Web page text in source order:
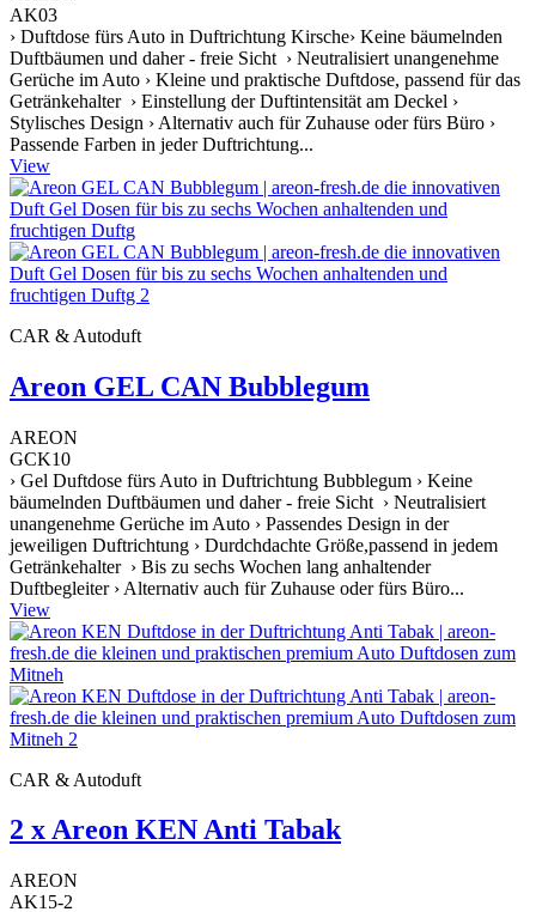
AK03
› Duftdose fürs Auto in Duftrichtung Kirsche› Keine bäumelnden
Duftbäumen und daher - freie Sicht › Neutralisiert unangenehme
Gerüche im Auto › Kleine und praktische Duftdose, passend für das
Getränkehalter › Einstellung der Duftintensität am Deckel ›
Stylisches Design › Alternativ auch für Zuhause oder fürs Büro ›
Passende Farben in jeder Duftrichtung...
View
CAR & Autoduft
Areon GEL CAN Bubblegum
AREON
GCK10
› Gel Duftdose fürs Auto in Duftrichtung Bubblegum › Keine
bäumelnden Duftbäumen und daher - freie Sicht › Neutralisiert
unangenehme Gerüche im Auto › Passendes Design in der
jeweiligen Duftrichtung › Durdchdachte Größe,passend in jedem
Getränkehalter › Bis zu sechs Wochen lang anhaltender
Duftbegleiter › Alternativ auch für Zuhause oder fürs Büro...
View
CAR & Autoduft
2 x Areon KEN Anti Tabak
AREON
AK15-2